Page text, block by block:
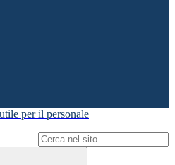
per il personale